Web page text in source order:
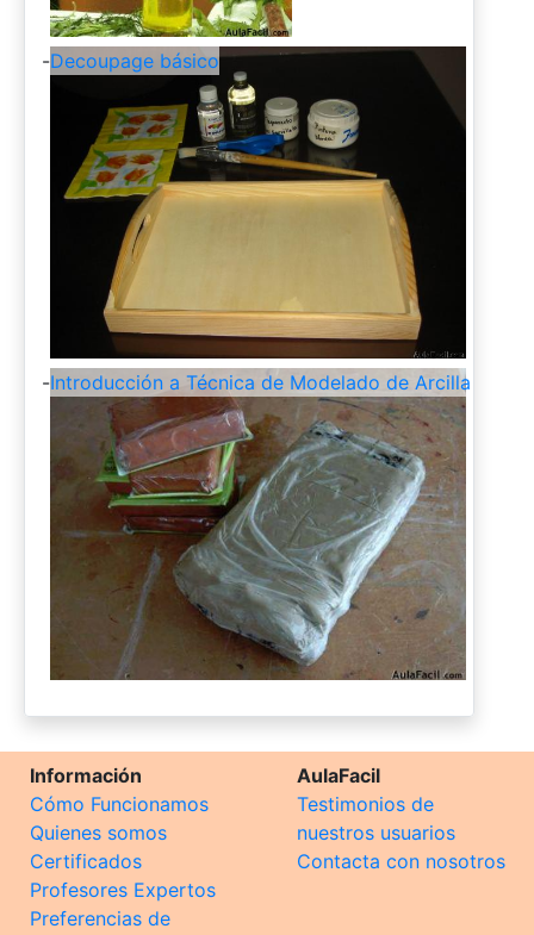
-Decoupage básico
-Introducción a Técnica de Modelado de Arcilla
Información
Cómo Funcionamos
Quienes somos
Certificados
Profesores Expertos
Preferencias de
AulaFacil
Testimonios de
nuestros usuarios
Contacta con nosotros